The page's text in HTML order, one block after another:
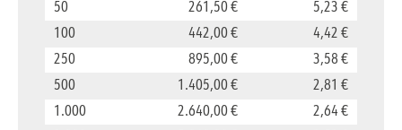
50 261,50 €
5,23 €
100
442,00 €
4,42 €
250
895,00 €
3,58 €
500
1.405,00 €
2,81 €
1.000
2.640,00 €
2,64 €